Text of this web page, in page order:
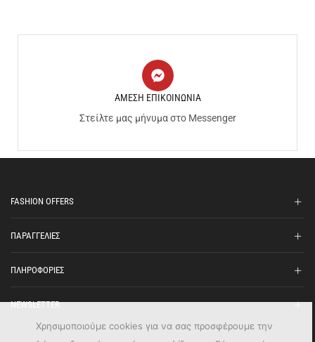
ΑΜΕΣΗ ΕΠΙΚΟΙΝΩΝΙΑ
Στείλτε μας μήνυμα στο Messenger
FASHION OFFERS
ΠΑΡΑΓΓΕΛΙΕΣ
ΠΛΗΡΟΦΟΡΙΕΣ
NEWSLETTER
Χρησιμοποιούμε cookies για να σας προσφέρουμε την